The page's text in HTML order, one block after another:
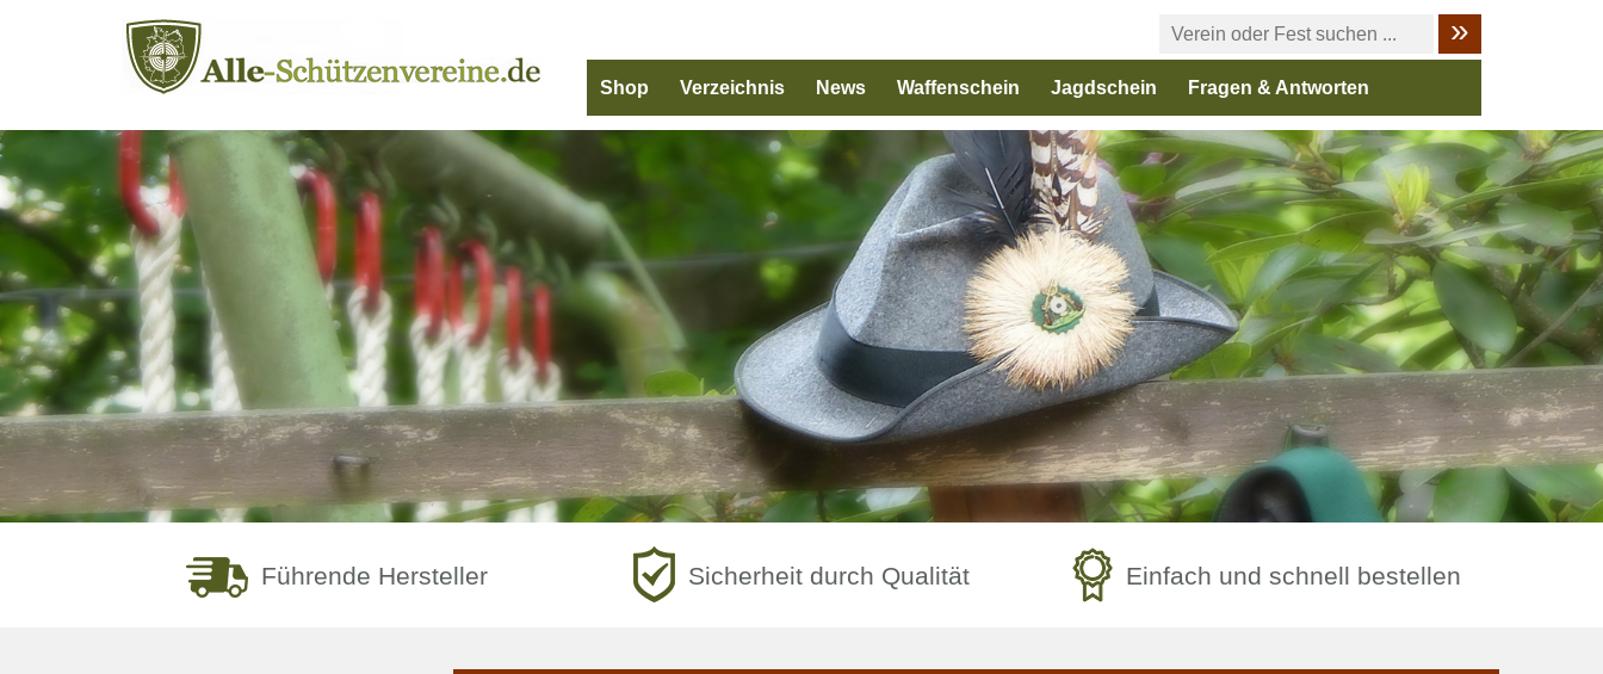
Shop Verzeichnis News Waffenschein Jagdschein Fragen & Antworten
Führende Hersteller Sicherheit durch Qualität Einfach und schnell bestellen